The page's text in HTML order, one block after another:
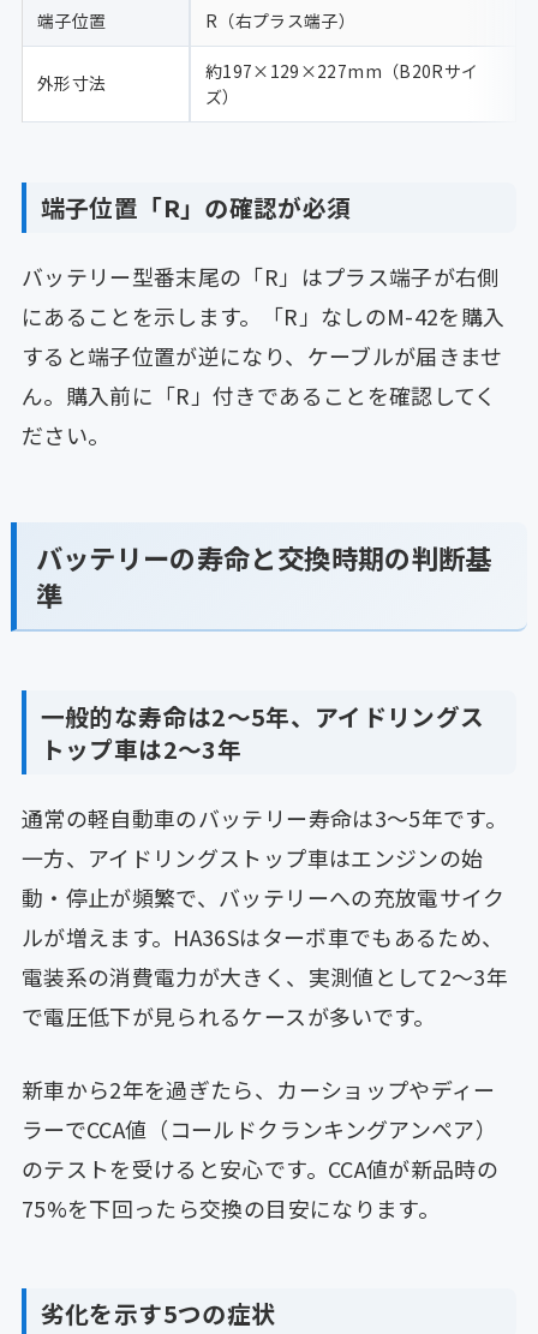
端子位置 R（右プラス端子）
外形寸法
約197×129×227mm（B20Rサイ
ズ）
端子位置「R」の確認が必須
バッテリー型番末尾の「R」はプラス端子が右側
にあることを示します。「R」なしのM-42を購入
すると端子位置が逆になり、ケーブルが届きませ
ん。購入前に「R」付きであることを確認してく
ださい。
バッテリーの寿命と交換時期の判断基
準
一般的な寿命は2〜5年、アイドリングス
トップ車は2〜3年
通常の軽自動車のバッテリー寿命は3〜5年です。
一方、アイドリングストップ車はエンジンの始
動・停止が頻繁で、バッテリーへの充放電サイク
ルが増えます。HA36Sはターボ車でもあるため、
電装系の消費電力が大きく、実測値として2〜3年
で電圧低下が見られるケースが多いです。
新車から2年を過ぎたら、カーショップやディー
ラーでCCA値（コールドクランキングアンペア）
のテストを受けると安心です。CCA値が新品時の
75%を下回ったら交換の目安になります。
劣化を示す5つの症状